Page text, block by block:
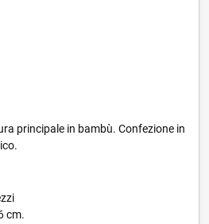
principale in bambù. Confezione in
cm.